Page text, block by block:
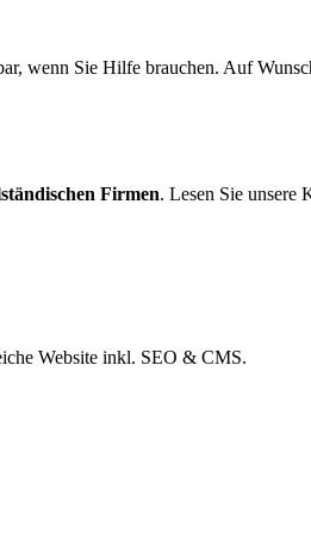
wenn Sie Hilfe brauchen. Auf
Firmen. Lesen Sie unsere
Website inkl. SEO & CMS.